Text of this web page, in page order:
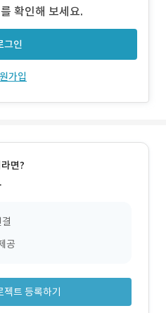
환경
확인해 보세요.
그인
가입
면?
공
젝트 등록하기